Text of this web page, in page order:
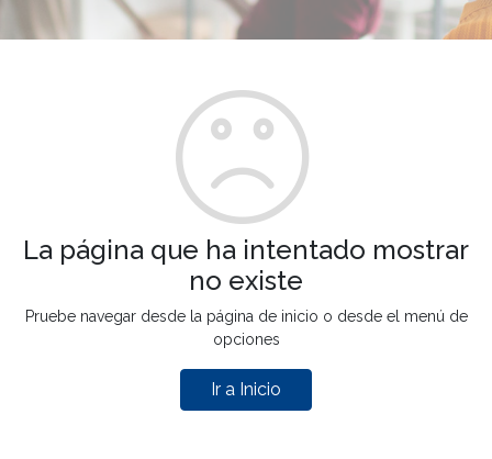
La página que ha intentado mostrar
no existe
Pruebe navegar desde la página de inicio o desde el menú de
opciones
Ir a Inicio